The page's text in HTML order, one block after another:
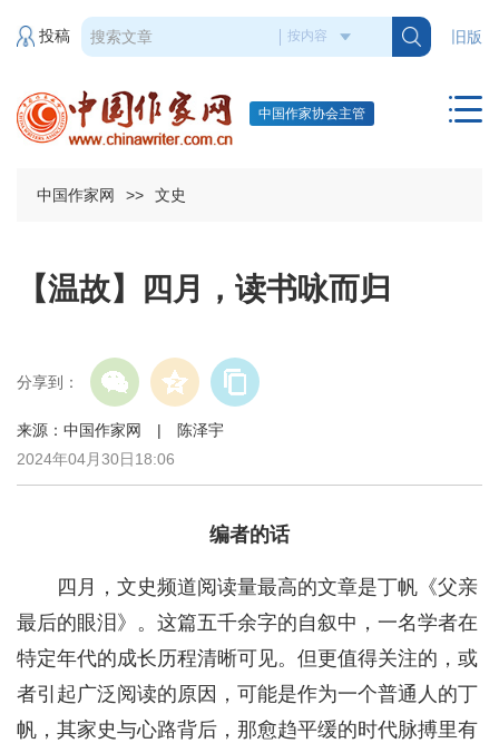
旧版
投稿
中国作家协会主管
中国作家网 >> 文史
【温故】四月，读书咏而归
分享到：
来源：中国作家网 | 陈泽宇
2024年04月30日18:06
编者的话
四月，文史频道阅读量最高的文章是丁帆《父亲
最后的眼泪》。这篇五千余字的自叙中，一名学者在
特定年代的成长历程清晰可见。但更值得关注的，或
者引起广泛阅读的原因，可能是作为一个普通人的丁
帆，其家史与心路背后，那愈趋平缓的时代脉搏里有